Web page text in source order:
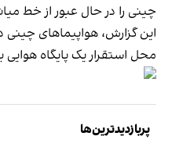
چینی را در حال عبور از خط
این گزارش، هواپیماهای چینی
محل استقرار یک پایگاه هوایی
پربازدیدترین‌ها